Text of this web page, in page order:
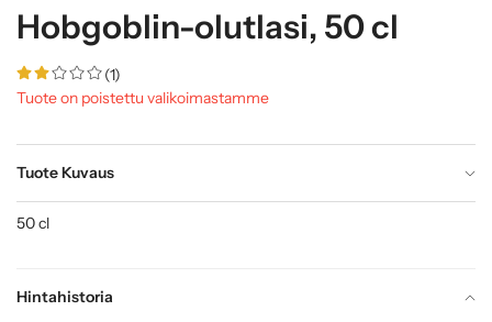
Hobgoblin-olutlasi, 50 cl
(1)
Tuote on poistettu valikoimastamme
Tuote Kuvaus
Hintahistoria
50 cl